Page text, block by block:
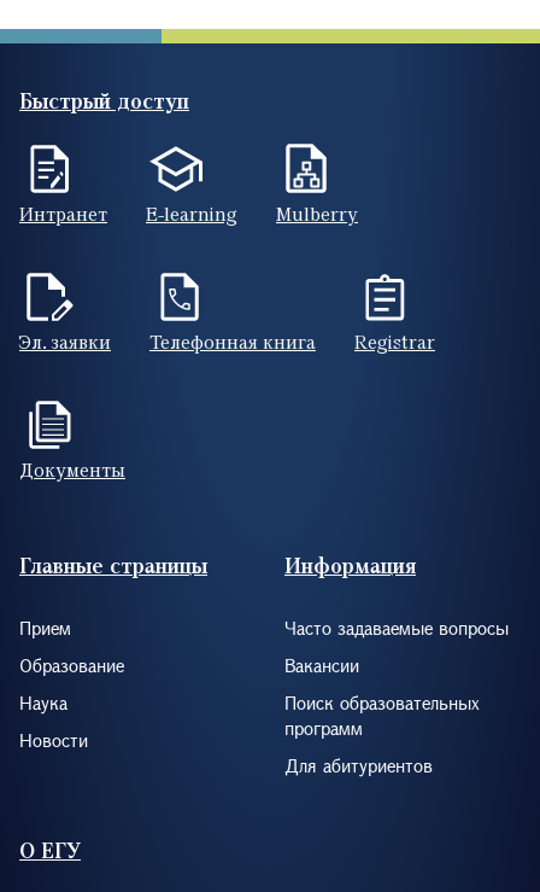
Быстрый доступ
Интранет E-learning Mulberry
Эл. заявки Телефонная книга Registrar
Документы
Footer (RUS)
Главные страницы
Прием
Образование
Наука
Новости
Информация
Часто задаваемые вопросы
Вакансии
Поиск образовательных
программ
Для абитуриентов
О ЕГУ